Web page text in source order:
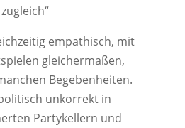
empathisch, mit
gleichermaßen,
Begebenheiten.
unkorrekt in
Partykellern und